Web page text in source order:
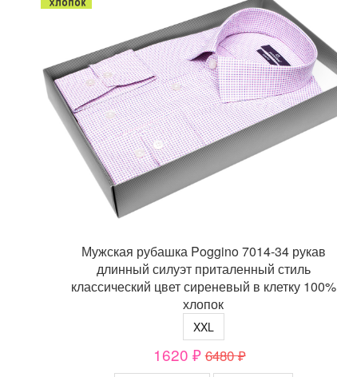
Мужская рубашка Poggino 7014-34 рукав
длинный силуэт приталенный стиль
классический цвет сиреневый в клетку 100%
хлопок
XXL
1620 ₽ 6480 ₽